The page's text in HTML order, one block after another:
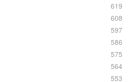
619
608
597
586
575
564
553